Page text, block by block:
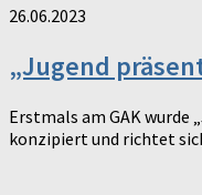
26.06.2023
„Jugend
Erstmals am GAK
konzipiert und richtet